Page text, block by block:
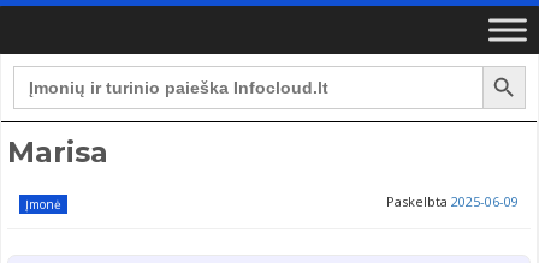
Search
for:
Search Button
Marisa
Įmonė Paskelbta 2025-06-09